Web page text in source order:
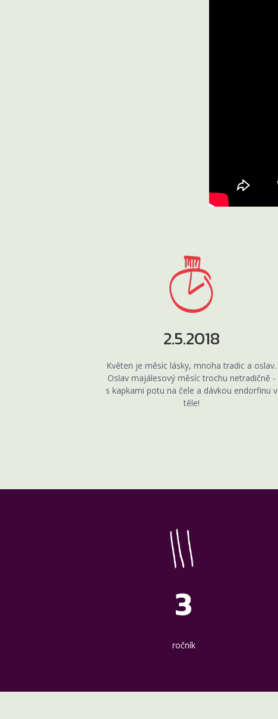
2.5.2018
Květen je měsíc lásky, mnoha tradic a oslav.
Oslav majálesový měsíc trochu netradičně -
s kapkami potu na čele a dávkou endorfinu v
těle!
3
ročník